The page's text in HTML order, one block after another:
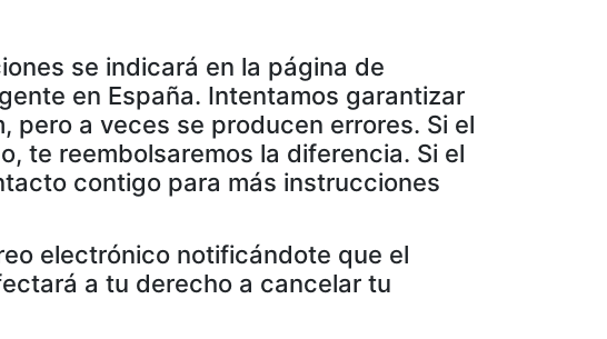
se indicará en la página de
en España. Intentamos garantizar
a veces se producen errores. Si el
te reembolsaremos la diferencia. Si el
contigo para más instrucciones
electrónico notificándote que el
a tu derecho a cancelar tu